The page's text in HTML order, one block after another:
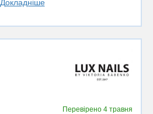
Докладніше
Перевірено 4 травня